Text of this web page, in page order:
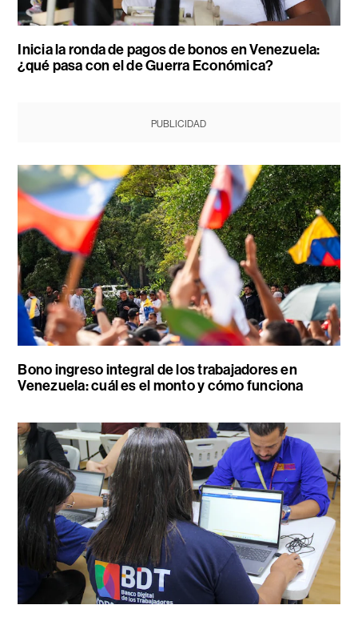
Inicia la ronda de pagos de bonos en Venezuela:
¿qué pasa con el de Guerra Económica?
PUBLICIDAD
Bono ingreso integral de los trabajadores en
Venezuela: cuál es el monto y cómo funciona